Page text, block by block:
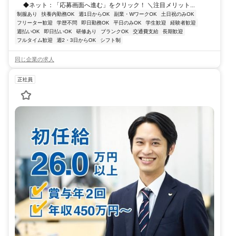
◆ネット：「応募画面へ進む」をクリック！ ＼注目メリット...
制服あり 扶養内勤務OK 週1日からOK 副業・WワークOK
土日祝のみOK
フリーター歓迎
学歴不問 即日勤務OK 平日のみOK 学生歓迎
経験者歓迎
週払いOK
即日払いOK 研修あり ブランクOK 交通費支給
長期歓迎
フルタイム歓迎
週2・3日からOK シフト制
同じ企業の求人
正社員